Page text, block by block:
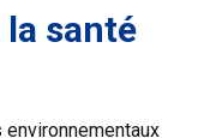
la santé